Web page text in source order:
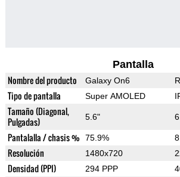
Pantalla
Nombre del producto Galaxy On6
Tipo de pantalla Super AMOLED
Tamaño (Diagonal,
Pulgadas)
5.6"
Pantalalla / chasis % 75.9%
Resolución 1480x720
Densidad (PPI) 294 PPP